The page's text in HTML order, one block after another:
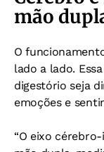
mão
O
lado a lado.
digestório seja
emoções e
“O eixo